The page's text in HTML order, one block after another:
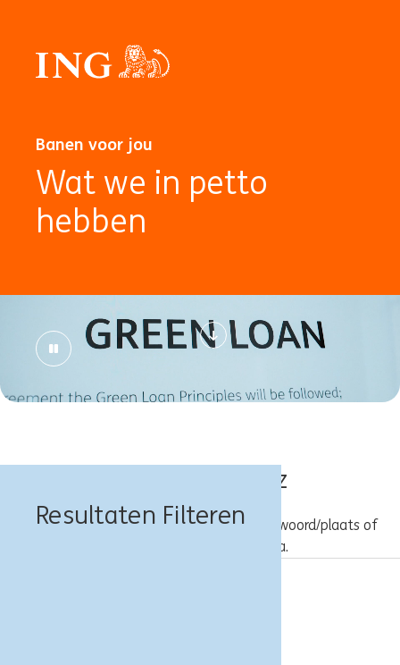
Banen voor jou
Wat we in petto
hebben
Resultaten Filteren
Banen in Olkusz
Probeer een andere combinatie van trefwoord/plaats of
gebruik bredere zoekcriteria.